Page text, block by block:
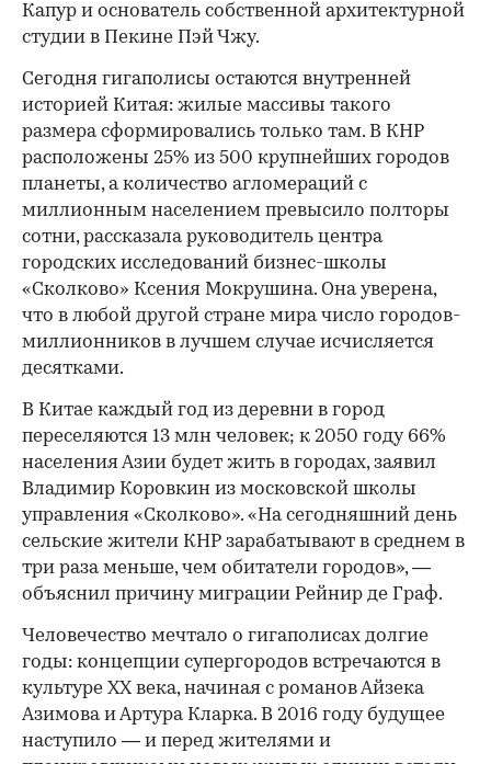
Капур и основатель собственной архитектурной
студии в Пекине Пэй Чжу.
Сегодня гигаполисы остаются внутренней
историей Китая: жилые массивы такого
размера сформировались только там. В КНР
расположены 25% из 500 крупнейших городов
планеты, а количество агломераций с
миллионным населением превысило полторы
сотни, рассказала руководитель центра
городских исследований бизнес-школы
«Сколково» Ксения Мокрушина. Она уверена,
что в любой другой стране мира число городов-
миллионников в лучшем случае исчисляется
десятками.
В Китае каждый год из деревни в город
переселяются 13 млн человек; к 2050 году 66%
населения Азии будет жить в городах, заявил
Владимир Коровкин из московской школы
управления «Сколково». «На сегодняшний день
сельские жители КНР зарабатывают в среднем в
три раза меньше, чем обитатели городов», —
объяснил причину миграции Рейнир де Граф.
Человечество мечтало о гигаполисах долгие
годы: концепции супергородов встречаются в
культуре XX века, начиная с романов Айзека
Азимова и Артура Кларка. В 2016 году будущее
наступило — и перед жителями и